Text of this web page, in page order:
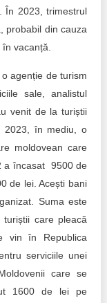
În 2023, trimestrul
probabil din cauza
vacanță.
agenție de turism
sale, analistul
venit de la turiștii
2023, în mediu, o
moldovean care
a încasat 9500 de
de lei. Acești bani
Suma este
care pleacă
vin în Republica
serviciile unei
care se
1600 de lei pe